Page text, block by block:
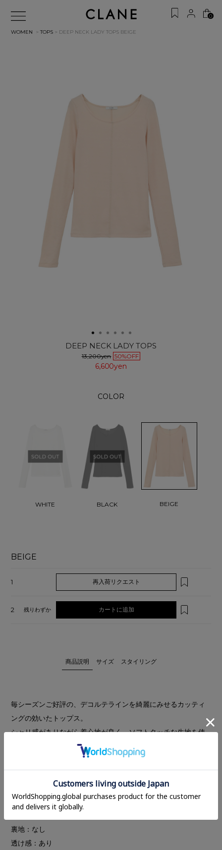
0
WOMEN >TOPS > DEEP NECK LADY TOPS BEIGE
DEEP NECK LADY TOPS
13,200yen 50%OFF
6,600yen
COLOR
WHITE BLACK BEIGE
BEIGE
1 再入荷リクエスト
2 残りわずか カートに追加
商品説明 サイズ スタイリング
毎シーズンご好評の、デコルテラインを綺麗にみせるカッティ
ングの効いたトップス。
シャリ感がありながら着心地が良く、ソフトタッチな生地を使
用し、程よい透け感とセンターに入ったステッチがポイントで
す。シンプルなデザインなので一枚でもインナーとしても着回
WHITEが今季の新色です。
裏地：なし
透け感：あり